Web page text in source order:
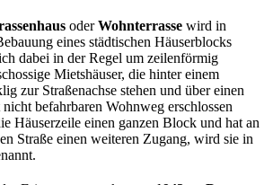
oderWohnterrasse wird in
eines städtischen Häuserblocks
dabei in der Regel um zeilenförmig
Mietshäuser, die hinter einem
zur Straßenachse stehen und über einen
befahrbaren Wohnweg erschlossen
Häuserzeile einen ganzen Block und hat an
Straße einen weiteren Zugang, wird sie in